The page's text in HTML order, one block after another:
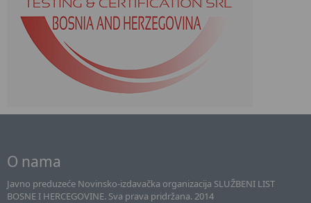
O nama
Javno preduzeće Novinsko-izdavačka organizacija SLUŽBENI LIST
BOSNE I HERCEGOVINE. Sva prava pridržana. 2014